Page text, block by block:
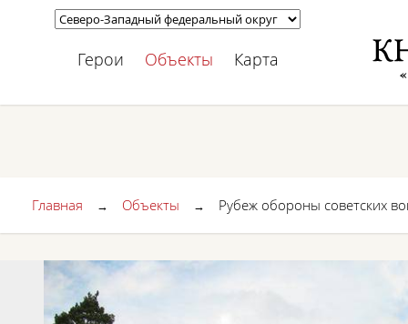
Герои Объекты Карта
Главная → Объекты → Рубеж обороны советских